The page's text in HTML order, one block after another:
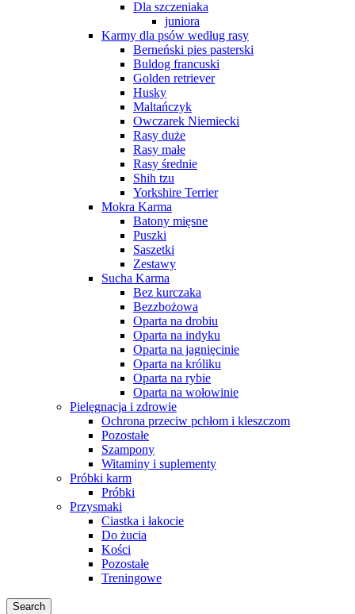
Dla szczeniaka
juniora
Karmy dla psów według rasy
Berneński pies pasterski
Buldog francuski
Golden retriever
Husky
Maltańczyk
Owczarek Niemiecki
Rasy duże
Rasy małe
Rasy średnie
Shih tzu
Yorkshire Terrier
Mokra Karma
Batony mięsne
Puszki
Saszetki
Zestawy
Sucha Karma
Bez kurczaka
Bezzbożowa
Oparta na drobiu
Oparta na indyku
Oparta na jagnięcinie
Oparta na króliku
Oparta na rybie
Oparta na wołowinie
Pielęgnacja i zdrowie
Ochrona przeciw pchłom i kleszczom
Pozostałe
Szampony
Witaminy i suplementy
Próbki karm
Próbki
Przysmaki
Ciastka i łakocie
Do żucia
Kości
Pozostałe
Treningowe
Search